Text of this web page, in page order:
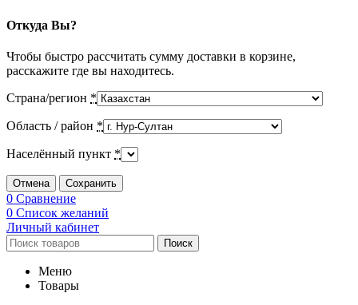
Откуда Вы?
Чтобы быстро рассчитать сумму доставки в корзине,
расскажите где вы находитесь.
Страна/регион *
Область / район *
Населённый пункт *
Отмена Сохранить
0 Сравнение
0 Список желаний
Личный кабинет
Поиск
Меню
Товары